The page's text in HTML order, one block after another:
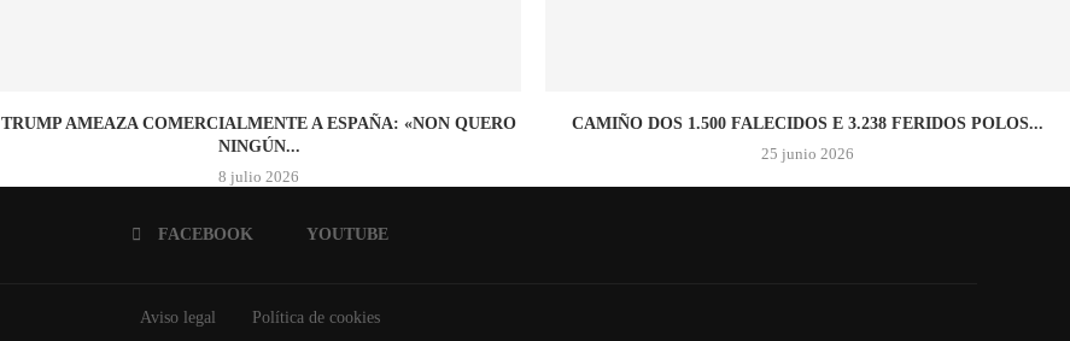
TRUMP AMEAZA COMERCIALMENTE A ESPAÑA: «NON QUERO
NINGÚN...
8 julio 2026
CAMIÑO DOS 1.500 FALECIDOS E 3.238 FERIDOS POLOS...
25 junio 2026
FACEBOOK YOUTUBE
Aviso legal Política de cookies